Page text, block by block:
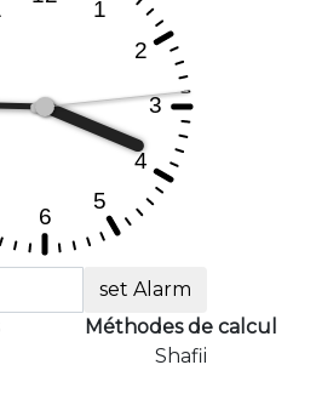
set Alarm
Méthodes de calcul
Shafii